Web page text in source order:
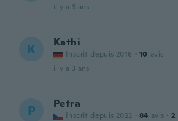
il y a 3 ans
K Kathi
Inscrit depuis 2016 · 10 avis
il y a 3 ans
P Petra
Inscrit depuis 2022 · 84 avis · 2